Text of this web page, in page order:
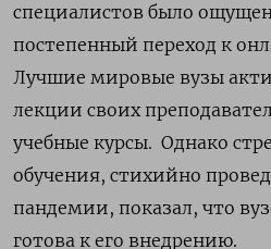
специалистов было
постепенный переход к
Лучшие мировые вузы
лекции своих
учебные курсы. Однако
обучения, стихийно
пандемии, показал, что
готова к его внедрению.